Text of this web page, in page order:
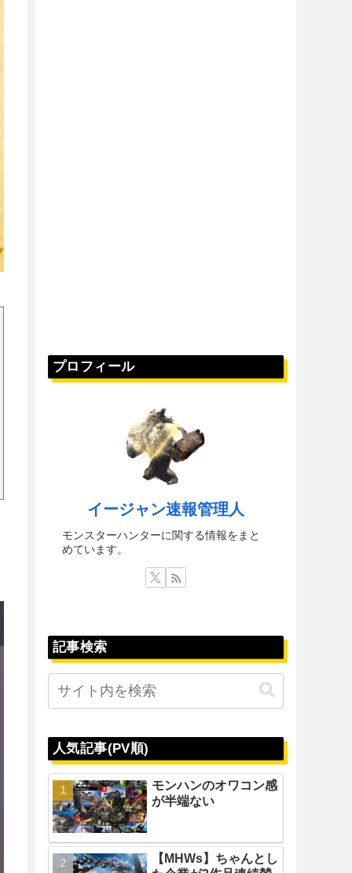
プロフィール
イージャン速報管理人
モンスターハンターに関する情報をまと
めています。
記事検索
人気記事(PV順)
モンハンのオワコン感
が半端ない
【MHWs】ちゃんとし